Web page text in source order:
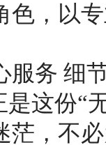
色，以
服务 细
是这份“
茫，不